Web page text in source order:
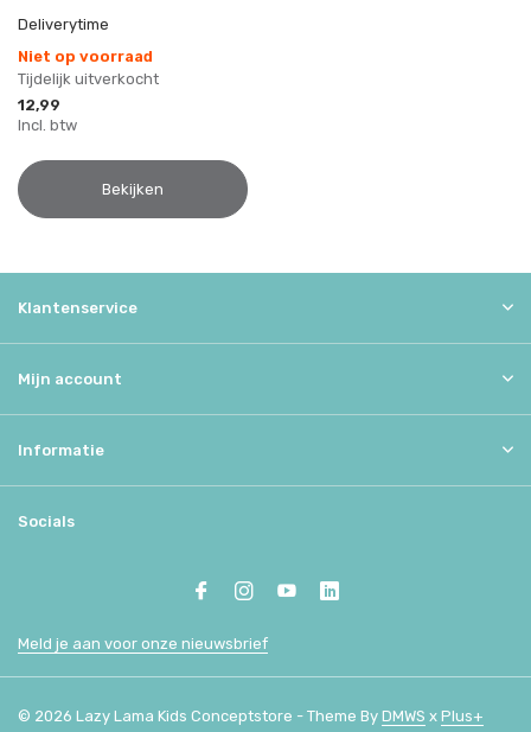
Deliverytime
Niet op voorraad
Tijdelijk uitverkocht
12,99
Incl. btw
Bekijken
Klantenservice
Mijn account
Informatie
Socials
Meld je aan voor onze nieuwsbrief
© 2026 Lazy Lama Kids Conceptstore - Theme By DMWS x Plus+